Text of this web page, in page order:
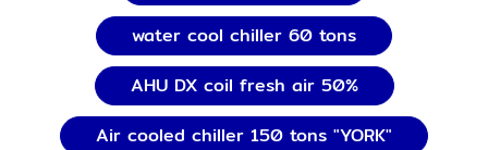
water cool chiller 60 tons
AHU DX coil fresh air 50%
Air cooled chiller 150 tons "YORK"